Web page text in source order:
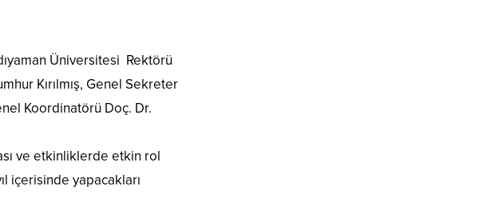
Üniversitesi Rektörü
Kırılmış, Genel Sekreter
Koordinatörü Doç. Dr.
ve etkinliklerde etkin rol
içerisinde yapacakları